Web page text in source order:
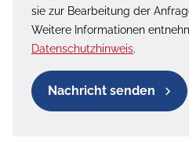
sie zur Bearbeitung der
Weitere Informationen
Datenschutzhinweis.
Nachricht senden